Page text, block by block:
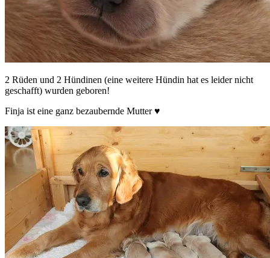
2 Rüden und 2 Hündinen (eine weitere Hündin hat es leider nicht
geschafft) wurden geboren!
Finja ist eine ganz bezaubernde Mutter ♥